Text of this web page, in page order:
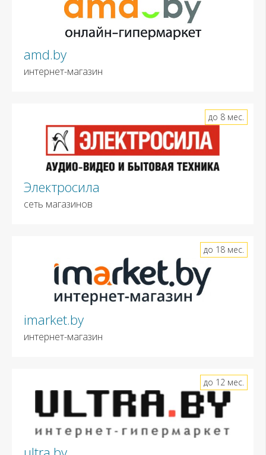
amd.by
интернет-магазин
Электросила
сеть магазинов
до 8 мес.
imarket.by
интернет-магазин
до 18 мес.
до 12 мес.